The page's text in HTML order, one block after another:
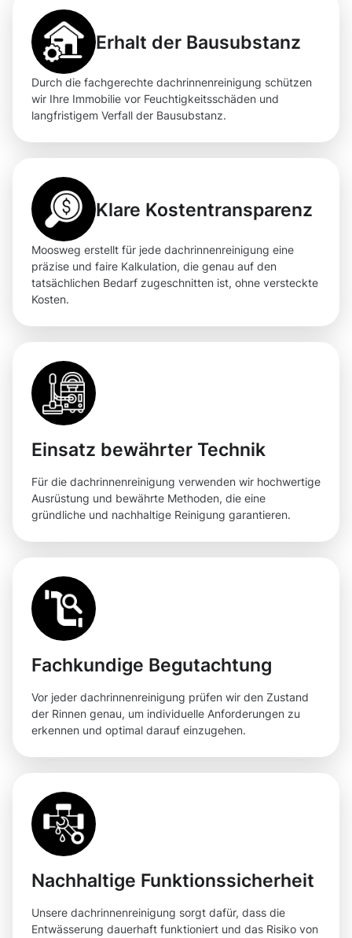
Erhalt der Bausubstanz
Durch die fachgerechte dachrinnenreinigung schützen
wir Ihre Immobilie vor Feuchtigkeitsschäden und
langfristigem Verfall der Bausubstanz.
Klare Kostentransparenz
Moosweg erstellt für jede dachrinnenreinigung eine
präzise und faire Kalkulation, die genau auf den
tatsächlichen Bedarf zugeschnitten ist, ohne versteckte
Kosten.
Einsatz bewährter Technik
Für die dachrinnenreinigung verwenden wir hochwertige
Ausrüstung und bewährte Methoden, die eine
gründliche und nachhaltige Reinigung garantieren.
Fachkundige Begutachtung
Vor jeder dachrinnenreinigung prüfen wir den Zustand
der Rinnen genau, um individuelle Anforderungen zu
erkennen und optimal darauf einzugehen.
Nachhaltige Funktionssicherheit
Unsere dachrinnenreinigung sorgt dafür, dass die
Entwässerung dauerhaft funktioniert und das Risiko von